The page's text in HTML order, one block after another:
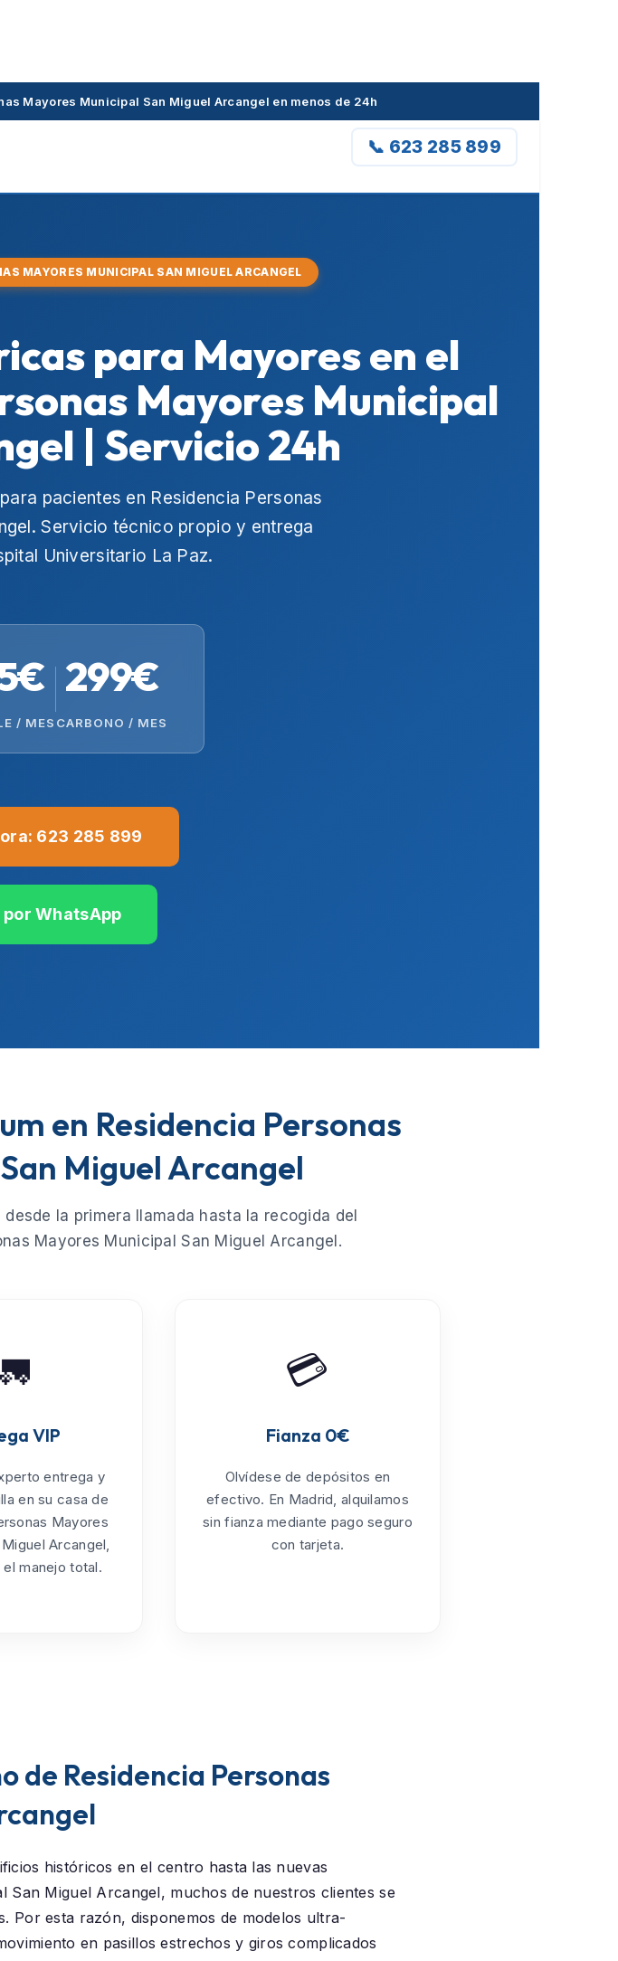
Mayores Municipal San Miguel Arcangel en menos de 24h
📞 623 285 899
MAYORES MUNICIPAL SAN MIGUEL ARCANGEL
para Mayores en el
Mayores Municipal
| Servicio 24h
pacientes en Residencia Personas
. Servicio técnico propio y entrega
Universitario La Paz.
/ MES
299€
CARBONO / MES
623 285 899
por WhatsApp
en Residencia Personas
Miguel Arcangel
la primera llamada hasta la recogida del
Mayores Municipal San Miguel Arcangel .
VIP
entrega y
en su casa de
Mayores
Arcangel,
manejo total.
💳
Fianza 0€
Olvídese de depósitos en
efectivo. En Madrid, alquilamos
sin fianza mediante pago seguro
con tarjeta.
de Residencia Personas
históricos en el centro hasta las nuevas
San Miguel Arcangel, muchos de nuestros clientes se
Por esta razón, disponemos de modelos ultra-
en pasillos estrechos y giros complicados